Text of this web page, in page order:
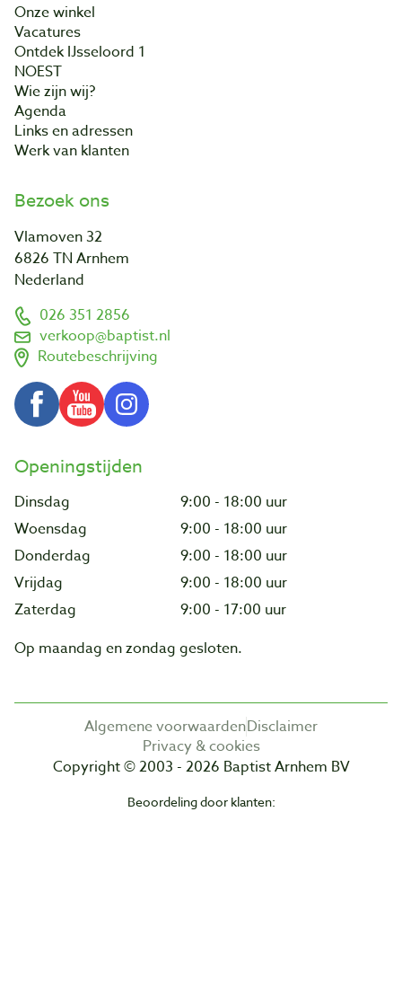
Onze winkel
Vacatures
Ontdek IJsseloord 1
NOEST
Wie zijn wij?
Agenda
Links en adressen
Werk van klanten
Bezoek ons
Vlamoven 32
6826 TN Arnhem
Nederland
026 351 2856
verkoop@baptist.nl
Routebeschrijving
Openingstijden
Dinsdag
9:00 - 18:00 uur
Woensdag
9:00 - 18:00 uur
Donderdag
9:00 - 18:00 uur
Vrijdag
9:00 - 18:00 uur
Zaterdag
9:00 - 17:00 uur
Op maandag en zondag gesloten.
Algemene voorwaardenDisclaimer
Privacy & cookies
Copyright © 2003 - 2026 Baptist Arnhem BV
Beoordeling door klanten: